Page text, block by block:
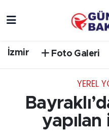
İzmir Foto Galeri
YEREL
EGE
Trafik Durumu
Süper Lig Puan